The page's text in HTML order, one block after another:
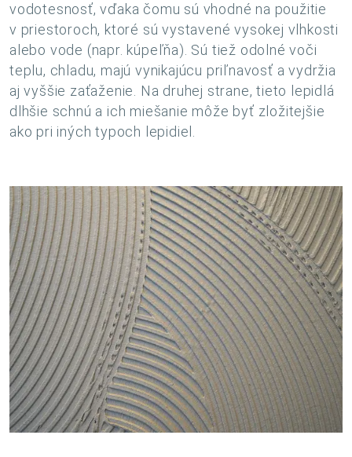
vodotesnosť, vďaka čomu sú vhodné na použitie
v priestoroch, ktoré sú vystavené vysokej vlhkosti
alebo vode (napr. kúpeľňa). Sú tiež odolné voči
teplu, chladu, majú vynikajúcu priľnavosť a vydržia
aj vyššie zaťaženie. Na druhej strane, tieto lepidlá
dlhšie schnú a ich miešanie môže byť zložitejšie
ako pri iných typoch lepidiel.